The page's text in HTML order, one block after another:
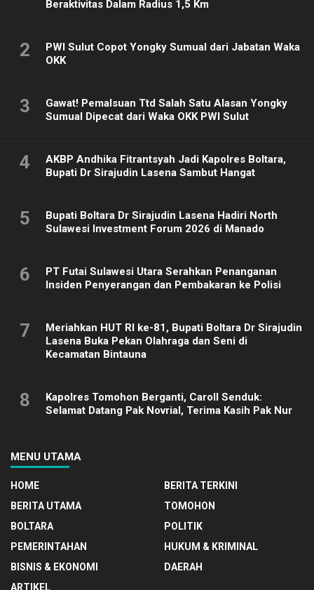
Beraktivitas Dalam Radius 1,5 Km
2
PWI Sulut Copot Yongky Sumual dari Jabatan Waka
OKK
3
Gawat! Pemalsuan Ttd Salah Satu Alasan Yongky
Sumual Dipecat dari Waka OKK PWI Sulut
4
AKBP Andhika Fitrantsyah Jadi Kapolres Boltara,
Bupati Dr Sirajudin Lasena Sambut Hangat
5
Bupati Boltara Dr Sirajudin Lasena Hadiri North
Sulawesi Investment Forum 2026 di Manado
6
PT Futai Sulawesi Utara Serahkan Penanganan
Insiden Penyerangan dan Pembakaran ke Polisi
7
Meriahkan HUT RI ke-81, Bupati Boltara Dr Sirajudin
Lasena Buka Pekan Olahraga dan Seni di
Kecamatan Bintauna
8
Kapolres Tomohon Berganti, Caroll Senduk:
Selamat Datang Pak Novrial, Terima Kasih Pak Nur
MENU UTAMA
HOME
BERITA TERKINI
BERITA UTAMA
TOMOHON
BOLTARA
POLITIK
PEMERINTAHAN
HUKUM & KRIMINAL
BISNIS & EKONOMI
DAERAH
ARTIKEL